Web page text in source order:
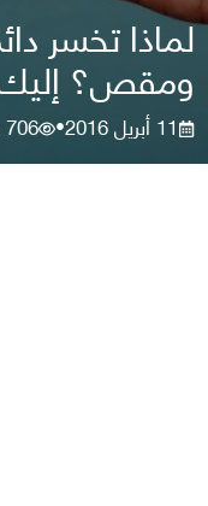
لماذا تخسر
ومقص؟ إليك
11 أبريل 2016 •
706